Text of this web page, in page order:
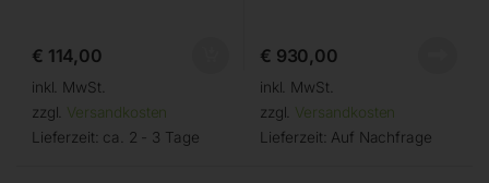
€ 114,00
inkl. MwSt.
zzgl. Versandkosten
Lieferzeit: ca. 2 - 3 Tage
€ 930,00
inkl. MwSt.
zzgl. Versandkosten
Lieferzeit: Auf Nachfrage